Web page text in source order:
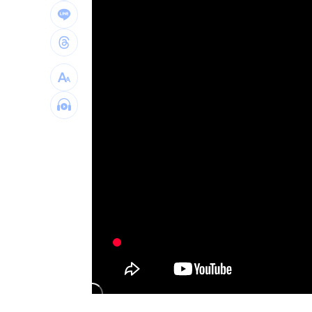
台彩父親節推新刮刮樂千萬頭獎超「爸」
商場戰國來臨 台中「頂奢大道」逐漸成